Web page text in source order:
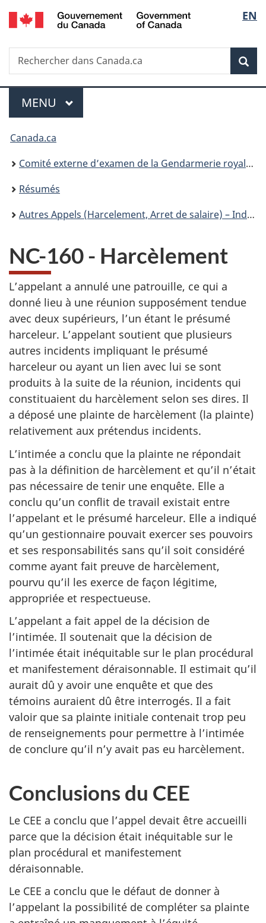
Passer
au
principal
Passer
à
Au
du
Passer
à
version
simplifiée
de
la
EN
Recherche
Rechercher
dans
Menu
MENU PRINCIPAL
Vous
êtes
ici :
Canada.ca
Comité externe d’examen de la Gendarmerie royale du Canada
Résumés
Autres Appels (Harcelement, Arret de salaire) – Index facile à consulter
NC-160 - Harcèlement
L’appelant a annulé une patrouille, ce qui a
donné lieu à une réunion supposément tendue
avec deux supérieurs, l’un étant le présumé
harceleur. L’appelant soutient que plusieurs
autres incidents impliquant le présumé
harceleur ou ayant un lien avec lui se sont
produits à la suite de la réunion, incidents qui
constituaient du harcèlement selon ses dires. Il
a déposé une plainte de harcèlement (la plainte)
relativement aux prétendus incidents.
L’intimée a conclu que la plainte ne répondait
pas à la définition de harcèlement et qu’il n’était
pas nécessaire de tenir une enquête. Elle a
conclu qu’un conflit de travail existait entre
l’appelant et le présumé harceleur. Elle a indiqué
qu’un gestionnaire pouvait exercer ses pouvoirs
et ses responsabilités sans qu’il soit considéré
comme ayant fait preuve de harcèlement,
pourvu qu’il les exerce de façon légitime,
appropriée et respectueuse.
L’appelant a fait appel de la décision de
l’intimée. Il soutenait que la décision de
l’intimée était inéquitable sur le plan procédural
et manifestement déraisonnable. Il estimait qu’il
aurait dû y avoir une enquête et que des
témoins auraient dû être interrogés. Il a fait
valoir que sa plainte initiale contenait trop peu
de renseignements pour permettre à l’intimée
de conclure qu’il n’y avait pas eu harcèlement.
Conclusions du CEE
Le CEE a conclu que l’appel devait être accueilli
parce que la décision était inéquitable sur le
plan procédural et manifestement
déraisonnable.
Le CEE a conclu que le défaut de donner à
l’appelant la possibilité de compléter sa plainte